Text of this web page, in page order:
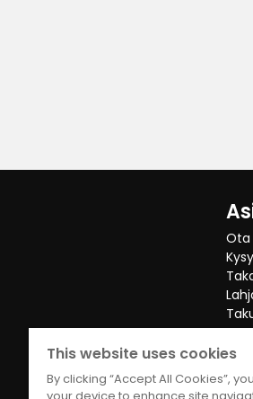
This website uses cookies
By clicking “Accept All Cookies”,